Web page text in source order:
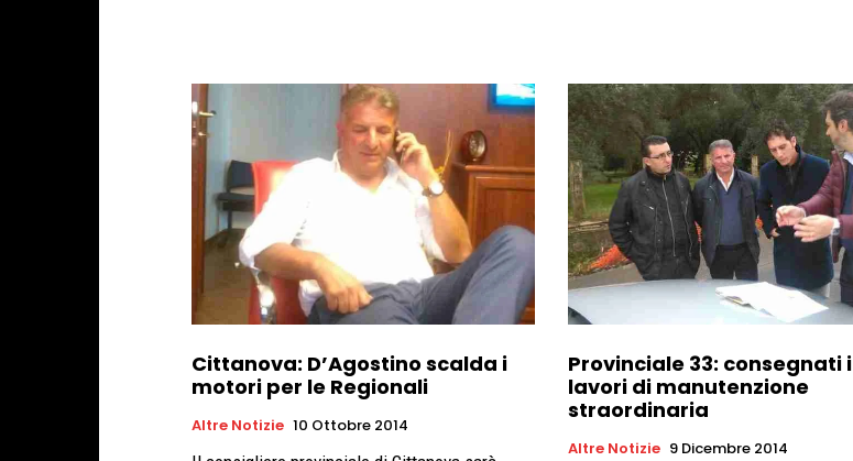
Cittanova: D’Agostino scalda i
motori per le Regionali
Altre Notizie 10 Ottobre 2014
Provinciale 33: consegnati i
lavori di manutenzione
straordinaria
Altre Notizie 9 Dicembre 2014